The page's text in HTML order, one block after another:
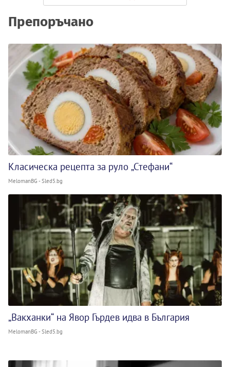
Препоръчано
Класическа рецепта за руло „Стефани“
MelomanBG - Sled5.bg
„Вакханки“ на Явор Гърдев идва в България
MelomanBG - Sled5.bg